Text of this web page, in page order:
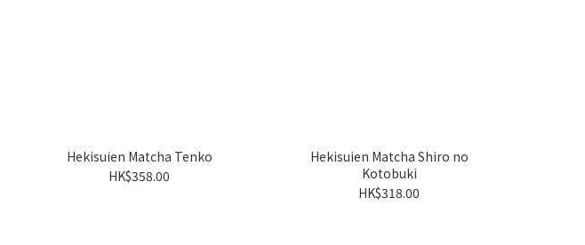
Hekisuien Matcha Tenko
HK$358.00
Hekisuien Matcha Shiro no
Kotobuki
HK$318.00